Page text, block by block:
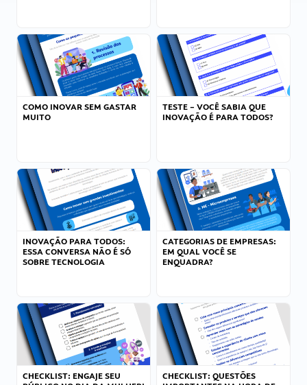
COMO INOVAR SEM GASTAR
MUITO
TESTE – VOCÊ SABIA QUE
INOVAÇÃO É PARA TODOS?
INOVAÇÃO PARA TODOS:
ESSA CONVERSA NÃO É SÓ
SOBRE TECNOLOGIA
CATEGORIAS DE EMPRESAS:
EM QUAL VOCÊ SE
ENQUADRA?
CHECKLIST: ENGAJE SEU
CHECKLIST: QUESTÕES